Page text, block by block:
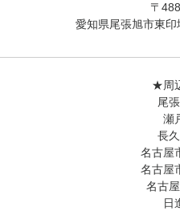
〒
愛知県尾張旭市東印
★周
尾
瀬
長
名古屋
名古屋
名古
日